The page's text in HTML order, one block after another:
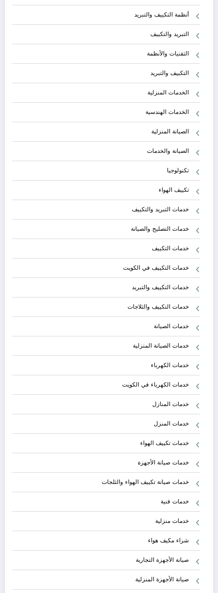
أنظمة التكييف والتبريد
التبريد والتكييف
التقنيات والأنظمة
التكييف والتبريد
الخدمات المنزلية
الخدمات الهندسية
الصيانة المنزلية
الصيانة والخدمات
تكنولوجيا
تكييف الهواء
خدمات التبريد والتكييف
خدمات التصليح والصيانة
خدمات التكييف
خدمات التكييف في الكويت
خدمات التكييف والتبريد
خدمات التكييف والثلاجات
خدمات الصيانة
خدمات الصيانة المنزلية
خدمات الكهرباء
خدمات الكهرباء في الكويت
خدمات المنازل
خدمات المنزل
خدمات تكييف الهواء
خدمات صيانة الأجهزة
خدمات صيانة تكييف الهواء والثلجات
خدمات فنية
خدمات منزلية
شراء مكيف هواء
صيانة الأجهزة التجارية
صيانة الأجهزة المنزلية